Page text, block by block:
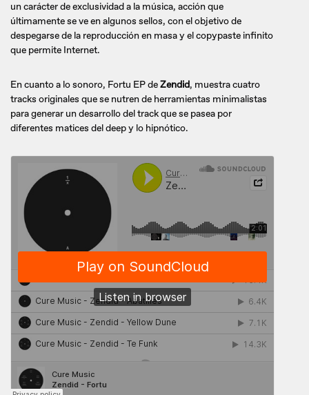
un carácter de exclusividad a la música, acción que
últimamente se ve en algunos sellos, con el objetivo de
despegarse de la reproducción en masa y el copypaste infinito
que permite Internet.
En cuanto a lo sonoro, Fortu EP deZendid, muestra cuatro
tracks originales que se nutren de herramientas minimalistas
para generar un desarrollo del track que se pasea por
diferentes matices del deep y lo hipnótico.